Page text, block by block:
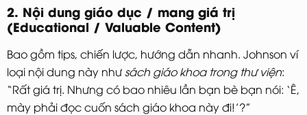
2. Nội dung giáo dục / mang giá trị
(Educational / Valuable Content)
Bao gồm tips, chiến lược, hướng dẫn nhanh. Johnson ví
loại nội dung này như sách giáo khoa trong thư viện:
“Rất giá trị. Nhưng có bao nhiêu lần bạn bè bạn nói: ‘Ê,
mày phải đọc cuốn sách giáo khoa này đi!’?”